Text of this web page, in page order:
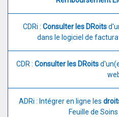
CDRi : Consulter les DRoits
dans le logiciel de
CDR : Consulter les DRoits
ADRi : Intégrer en ligne les
Feuille de